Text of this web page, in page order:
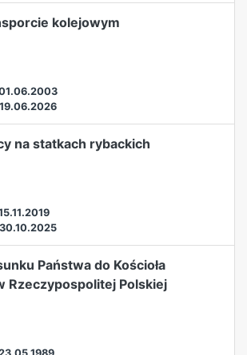
kolejowym
19.06.2026
na statkach rybackich
30.10.2025
Państwa do Kościoła
Rzeczypospolitej Polskiej